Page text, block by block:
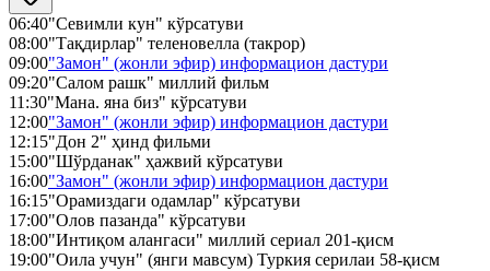
06:40"Севимли кун" кўрсатуви
08:00"Тақдирлар" теленовелла (такрор)
09:00"Замон" (жонли эфир) информацион дастури
09:20"Салом рашк" миллий фильм
11:30"Мана. яна биз" кўрсатуви
12:00"Замон" (жонли эфир) информацион дастури
12:15"Дон 2" ҳинд фильми
15:00"Шўрданак" ҳажвий кўрсатуви
16:00"Замон" (жонли эфир) информацион дастури
16:15"Орамиздаги одамлар" кўрсатуви
17:00"Олов пазанда" кўрсатуви
18:00"Интиқом алангаси" миллий сериал 201-қисм
19:00"Оила учун" (янги мавсум) Туркия серилаи 58-қисм